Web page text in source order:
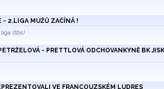
- 2.LIGA MUŽŮ ZAČÍNÁ !
liga (tbs)
- PRETTLOVÁ ODCHOVANKYNĚ BK
VE FRANCOUZSKÉM LUDRES